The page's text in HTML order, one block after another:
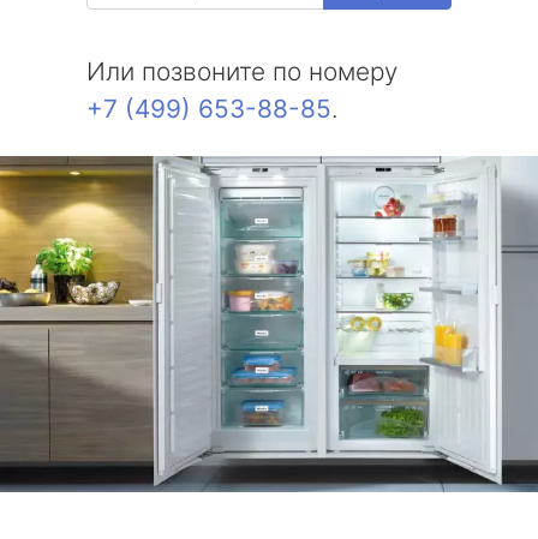
Или позвоните по номеру
+7 (499) 653-88-85.